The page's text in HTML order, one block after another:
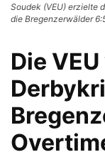
Soudek (VEU) erzielte
die Bregenzerwälder
Die